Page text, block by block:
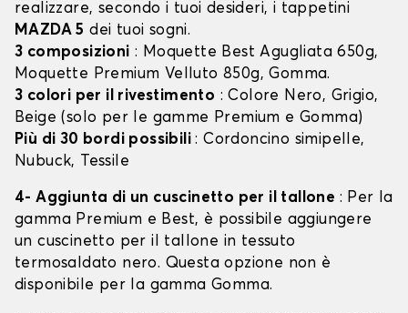
realizzare, secondo i tuoi desideri, i tappetini
MAZDA 5 dei tuoi sogni.
3 composizioni : Moquette Best Agugliata 650g,
Moquette Premium Velluto 850g, Gomma.
3 colori per il rivestimento : Colore Nero, Grigio,
Beige (solo per le gamme Premium e Gomma)
Più di 30 bordi possibili: Cordoncino simipelle,
Nubuck, Tessile
4- Aggiunta di un cuscinetto per il tallone : Per la
gamma Premium e Best, è possibile aggiungere
un cuscinetto per il tallone in tessuto
termosaldato nero. Questa opzione non è
disponibile per la gamma Gomma.